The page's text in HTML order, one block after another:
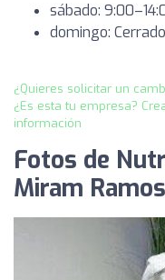
sábado:
domingo: Cerrado
¿Quieres solicitar un
¿Es esta tu empresa?
información
Fotos de
Miram Ramos